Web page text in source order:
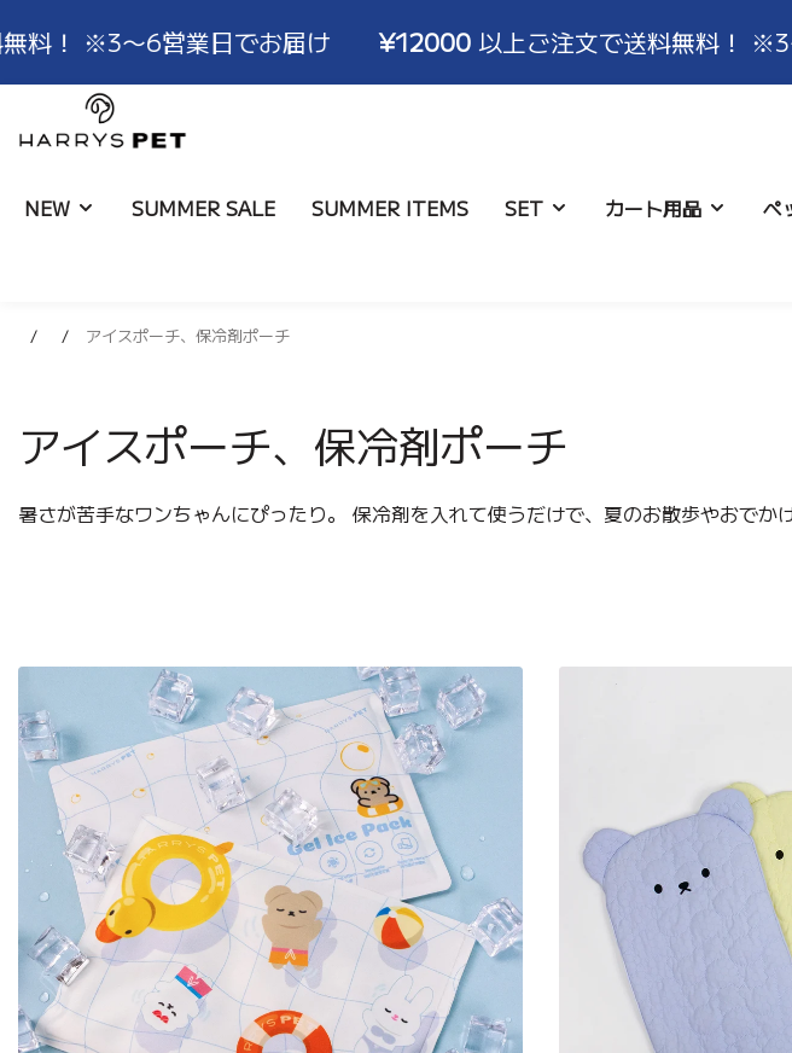
※3〜6営業日でお届け ¥12000以上ご注文で送料無料！ ※3〜6
NEW
【likalika】デュオフレックス、ペ
ットカート
コンフォーター Ice Berry More、
Soda Blue ソーダブルー
コンフォーター Ice
SUMMER SALE SUMMER ITEMS SET
【SALE対象】【3set】 New
Margaret
【SALE対象】【3set】 Ice Berry
More、Caramel Brown キャラメ
ルブラウン
【SALE対象】【3set
カート用品
バギーボンネット パニエ
ペ
【likalika】デュオフレックス、ペ
ットカート
【ルアモン】ルナB、ペットカート 【ルアモン】デラA、ペ
キャリーウェア Feelaty、ベージュ キャリーウェア Feelaty、アイボリー
ギフトカード SUMMER ITEMS WINTER ITEMS
Store
アイスポーチ、保冷剤ポーチ
アイスポーチ、保冷剤ポーチ
暑さが苦手なワンちゃんにぴったり。 保冷剤を入れて使うだけで、夏のお散歩やおでか